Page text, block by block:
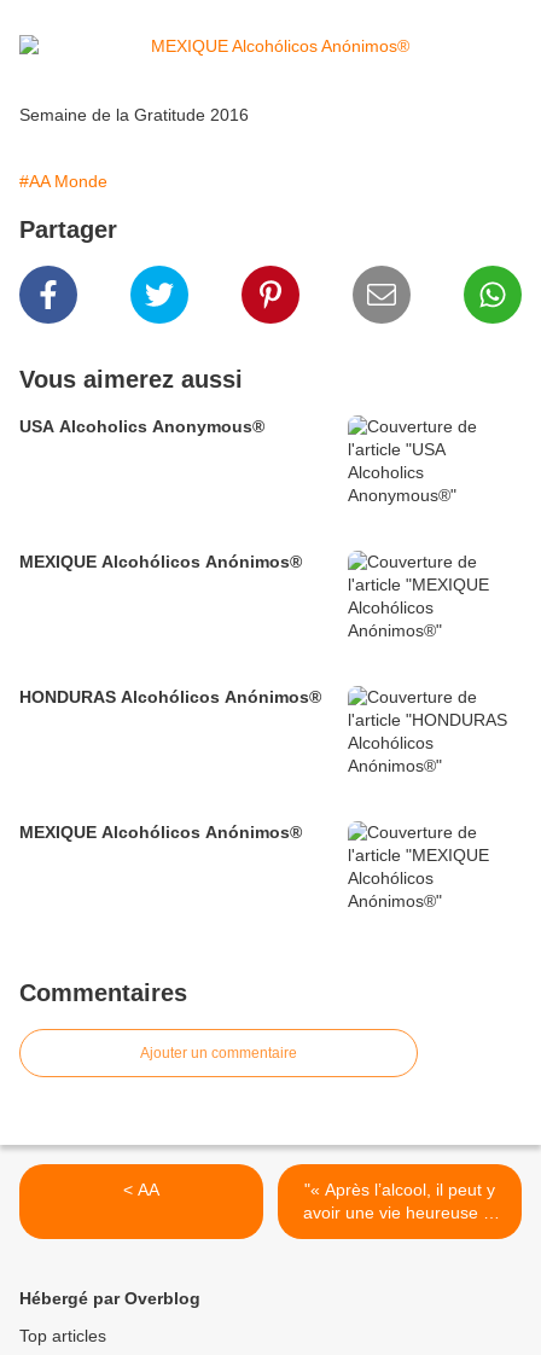
Semaine de la Gratitude 2016
#AA Monde
Partager
Vous aimerez aussi
USA Alcoholics Anonymous®
MEXIQUE Alcohólicos Anónimos®
HONDURAS Alcohólicos Anónimos®
MEXIQUE Alcohólicos Anónimos®
Commentaires
Ajouter un commentaire
< AA
"« Après l’alcool, il peut y
avoir une vie heureuse »,
témoigne un membre des
Hébergé par Overblog
Top articles